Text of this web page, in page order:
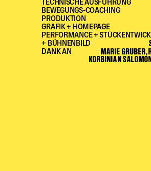
TECHNISCHE AUSFÜHRUNG
BEWEGUNGS-COACHING
PRODUKTION
GRAFIK + HOMEPAGE
PERFORMANCE +
+ BÜHNENBILD
DANK AN MARIE GRUBER,
KORBINIAN